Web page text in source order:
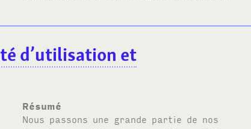
d’utilisation et
Résumé
Nous passons une grande partie de nos